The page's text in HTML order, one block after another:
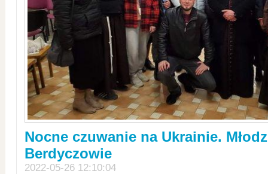
Nocne czuwanie na Ukrainie.
Berdyczowie
2022-05-26 12:10:04